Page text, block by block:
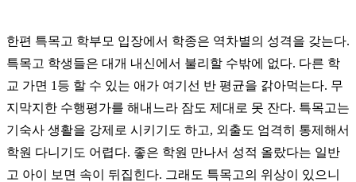
한편 특목고 학부모 입장에서 학종은 역차별의 성격을 갖는다.
특목고 학생들은 대개 내신에서 불리할 수밖에 없다. 다른 학
교 가면 1등 할 수 있는 애가 여기선 반 평균을 갉아먹는다. 무
지막지한 수행평가를 해내느라 잠도 제대로 못 잔다. 특목고는
기숙사 생활을 강제로 시키기도 하고, 외출도 엄격히 통제해서
학원 다니기도 어렵다. 좋은 학원 만나서 성적 올랐다는 일반
고 아이 보면 속이 뒤집힌다. 그래도 특목고의 위상이 있으니